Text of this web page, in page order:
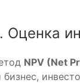
Оценка
NPV (Net
бизнес,